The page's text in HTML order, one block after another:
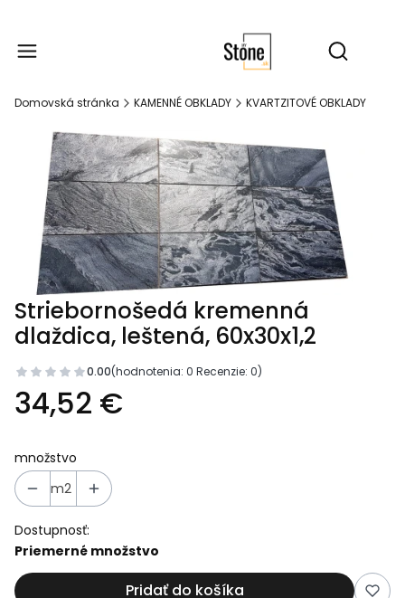
Otvoriť
Domovská stránka KAMENNÉ OBKLADY KVARTZITOVÉ OBKLADY
Striebornošedá kremenná
dlaždica, leštená, 60x30x1,2
0.00(hodnotenia: 0 Recenzie: 0)
34,52 €
množstvo
m2
Dostupnosť:
Priemerné množstvo
Pridať do košíka